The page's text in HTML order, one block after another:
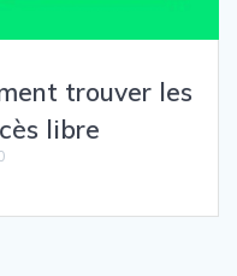
trouver les
libre